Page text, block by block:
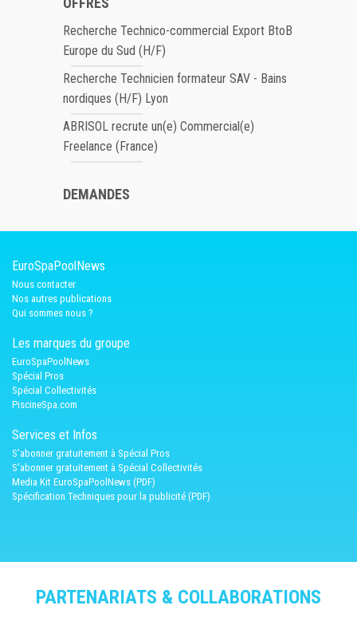
Recherche Technico-commercial Export BtoB
Europe du Sud (H/F)
Recherche Technicien formateur SAV - Bains
nordiques (H/F) Lyon
ABRISOL recrute un(e) Commercial(e)
Freelance (France)
DEMANDES
EuroSpaPoolNews
Nous contacter
Nos autres publications
Qui sommes nous ?
Les marques du groupe
EuroSpaPoolNews
Spécial Pros
Spécial Collectivités
PiscineSpa.com
Services et Infos
S'abonner gratuitement à Spécial Pros
S'abonner gratuitement à Spécial Collectivités
Media Kit EuroSpaPoolNews (PDF)
Spécification Techniques pour la publicité (PDF)
PARTENARIATS & COLLABORATIONS